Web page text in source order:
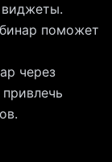
виджеты.
поможет
через